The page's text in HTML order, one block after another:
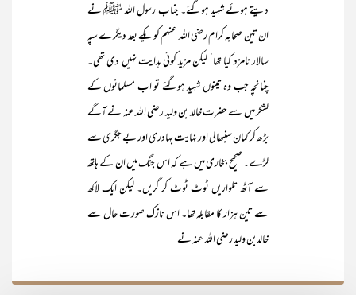
دیتے ہوئے شہید ہوگئے۔ جناب رسول اللہ ﷺ نے
ان تین صحابہ کرام رضی اللہ عنہم کو یکے بعد دیگرے سپہ
سالار نامزد کیا تھا‘ لیکن مزید کوئی ہدایت نہیں دی تھی۔
چنانچہ جب وہ تینوں شہید ہوگئے تو اب مسلمانوں کے
لشکر میں سے حضرت خالد بن ولید رضی اللہ عنہ نے آگے
بڑھ کر کمان سنبھالی اور نہایت بہادری اور بے جگری سے
لڑے۔ صحیح بخاری میں ہے کہ اس جنگ میں ان کے ہاتھ
سے آٹھ تلواریں ٹوٹ ٹوٹ کر گریں۔ لیکن ایک لاکھ
سے تین ہزار کا مقابلہ تھا۔ اس نازک صورت حال سے
خالدبن ولید رضی اللہ عنہ نے